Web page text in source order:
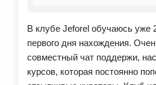
В клубе Jeforel обучаюсь уже
первого дня нахождения.
совместный чат поддержи,
курсов, которая постоянно